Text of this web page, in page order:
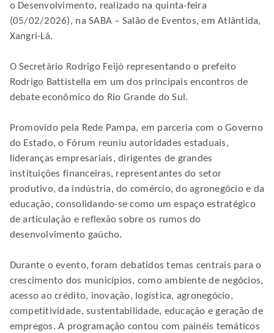
o Desenvolvimento, realizado na quinta-feira
(05/02/2026), na SABA – Salão de Eventos, em Atlântida,
Xangri-Lá.
O Secretário Rodrigo Feijó representando o prefeito
Rodrigo Battistella em um dos principais encontros de
debate econômico do Rio Grande do Sul.
Promovido pela Rede Pampa, em parceria com o Governo
do Estado, o Fórum reuniu autoridades estaduais,
lideranças empresariais, dirigentes de grandes
instituições financeiras, representantes do setor
produtivo, da indústria, do comércio, do agronegócio e da
educação, consolidando-se como um espaço estratégico
de articulação e reflexão sobre os rumos do
desenvolvimento gaúcho.
Durante o evento, foram debatidos temas centrais para o
crescimento dos municípios, como ambiente de negócios,
acesso ao crédito, inovação, logística, agronegócio,
competitividade, sustentabilidade, educação e geração de
empregos. A programação contou com painéis temáticos